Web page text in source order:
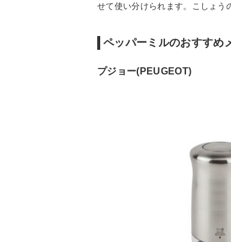
せて使い分けられます。こしょう
ペッパーミルのおすすめ
プジョー(PEUGEOT)